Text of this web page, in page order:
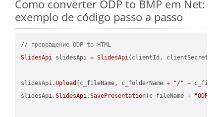
Como converter ODP to BMP em Net:
exemplo de código passo a passo
// превращение ODP to HTML
SlidesApi slidesApi = SlidesApi(clientId, clientSecret);
slidesApi.Upload (c_fileName, c_folderName + "/" +
slidesApi.SlidesApi.SavePresentation(c_fileName + "ODP"